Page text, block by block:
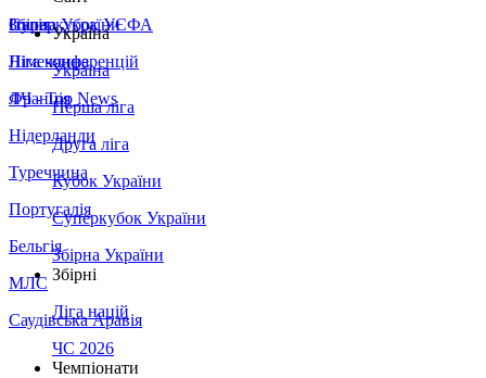
Збірна України
Італія
Німеччина
Франція
Нідерланди
Туреччина
Португалія
Бельгія
МЛС
Саудівська Аравія
Суперкубок УЄФА
Ліга конференцій
ЛЧ - Top News
Україна
Україна
Перша ліга
Друга ліга
Кубок України
Суперкубок України
Збірна України
Збірні
Ліга націй
ЧС 2026
Чемпіонати